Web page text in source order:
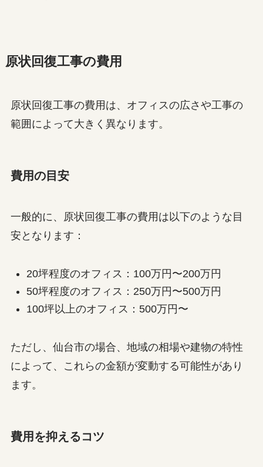
原状回復工事の費用
原状回復工事の費用は、オフィスの広さや工事の
範囲によって大きく異なります。
費用の目安
一般的に、原状回復工事の費用は以下のような目
安となります：
20坪程度のオフィス：100万円〜200万円
50坪程度のオフィス：250万円〜500万円
100坪以上のオフィス：500万円〜
ただし、仙台市の場合、地域の相場や建物の特性
によって、これらの金額が変動する可能性があり
ます。
費用を抑えるコツ